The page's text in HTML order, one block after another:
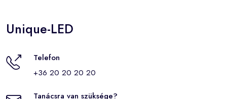
Unique-LED
Telefon
+36 20 20 20 20
Tanácsra van szüksége?